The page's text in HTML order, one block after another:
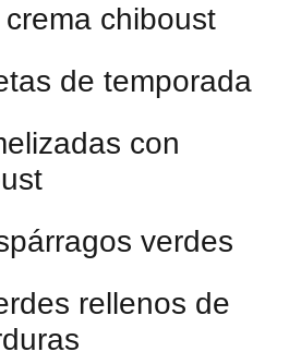
chiboust
de temporada
con
verdes
rellenos de